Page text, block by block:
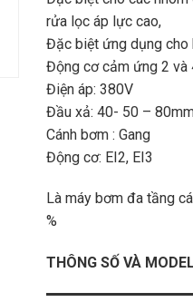
rửa lọc áp lực cao,
Đặc biệt ứng dụng cho
Động cơ cảm ứng 2 và
Điện áp: 380V
Đầu xả: 40- 50 –
Cánh bơm : Gang
Động cơ: EI2, EI3
Là máy bơm đa tầng
%
THÔNG SỐ VÀ